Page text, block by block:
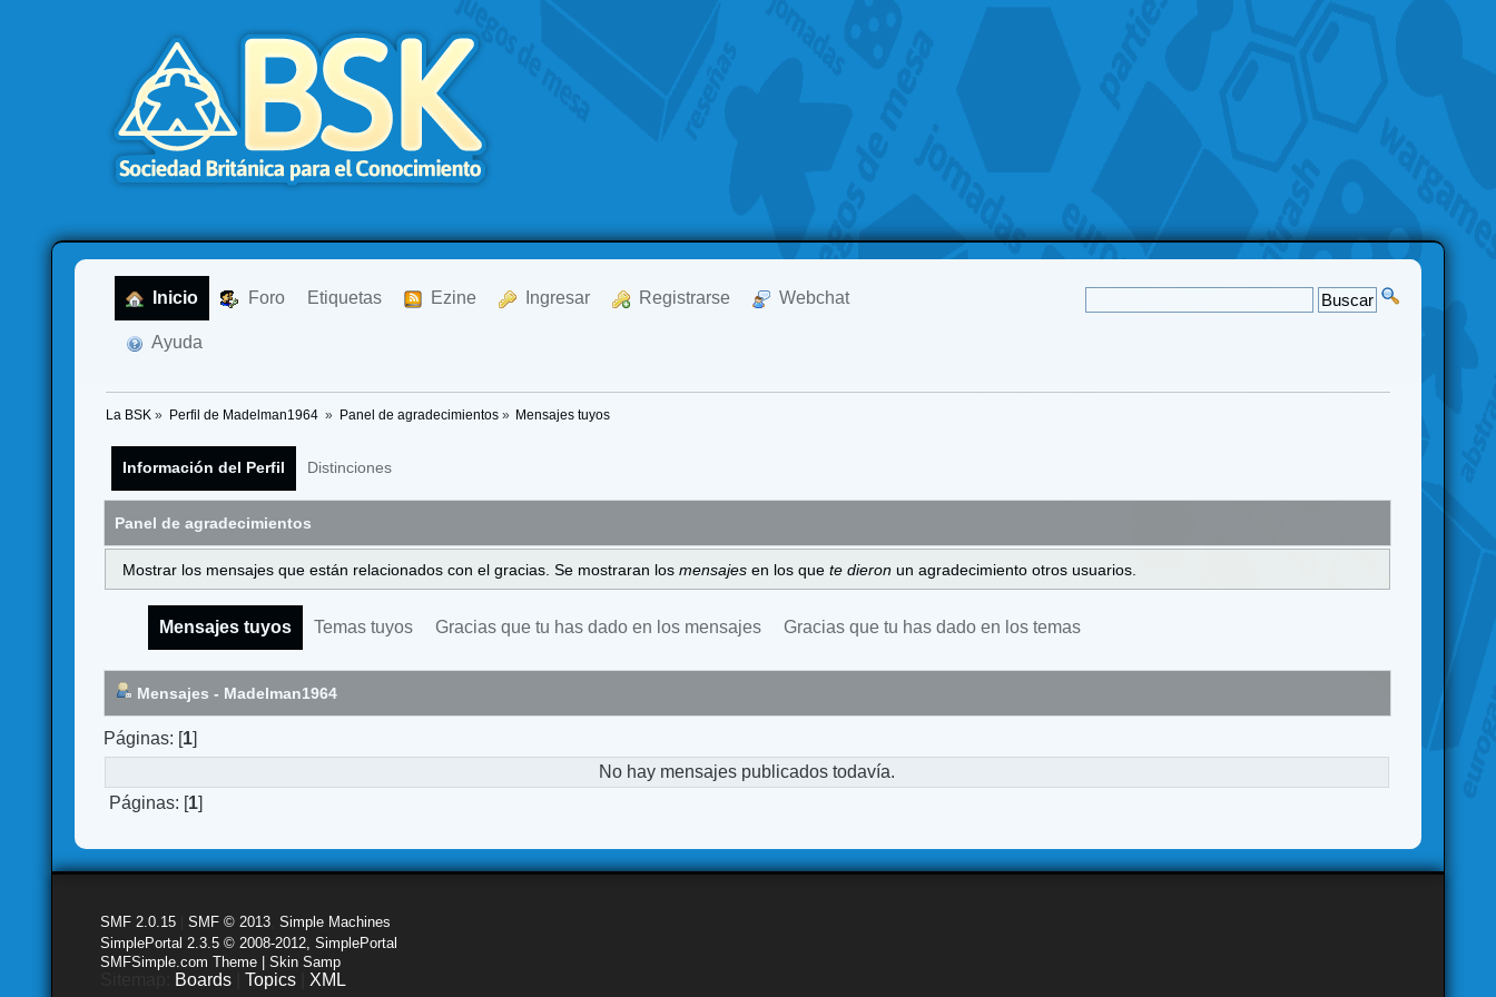
Inicio Foro Etiquetas Ezine Ingresar Registrarse Webchat
Ayuda
La BSK » Perfil de Madelman1964 » Panel de agradecimientos» Mensajes tuyos
Información del Perfil Distinciones
Panel de agradecimientos
Mostrar los mensajes que están relacionados con el gracias. Se mostraran los mensajes en los que te dieron un agradecimiento otros usuarios.
Mensajes tuyos Temas tuyos Gracias que tu has dado en los mensajes Gracias que tu has dado en los temas
Mensajes - Madelman1964
Páginas: [1]
No hay mensajes publicados todavía.
Páginas: [1]
SMF 2.0.15 |SMF © 2013 ,Simple Machines
SimplePortal 2.3.5 © 2008-2012, SimplePortal
SMFSimple.com Theme | Skin Samp
Boards |Topics XML